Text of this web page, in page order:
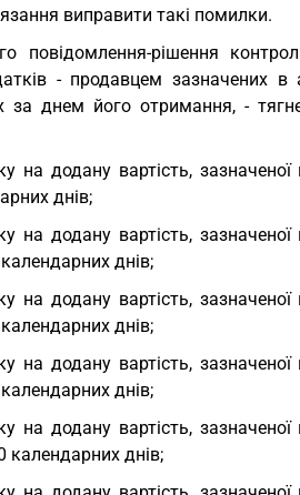
виправити такі помилки.
повідомлення-рішення
- продавцем зазначених
за днем його отримання, -
на додану вартість, зазначеної
днів;
на додану вартість, зазначеної
днів;
на додану вартість, зазначеної
днів;
на додану вартість, зазначеної
днів;
на додану вартість, зазначеної
календарних днів;